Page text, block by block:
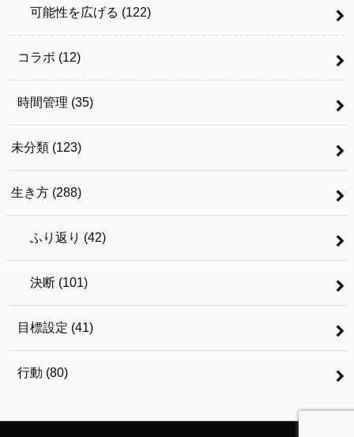
可能性を広げる (122)
コラボ (12)
時間管理 (35)
未分類 (123)
生き方 (288)
ふり返り (42)
決断 (101)
目標設定 (41)
行動 (80)